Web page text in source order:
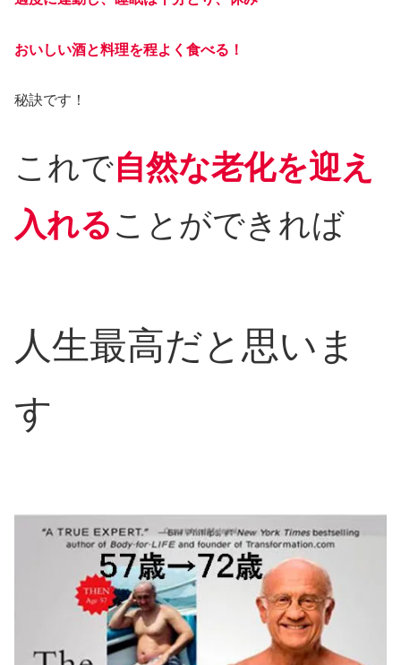
おいしい酒と料理を程よく食べる！
秘訣です！
これで自然な老化を迎え
入れることができれば
人生最高だと思いま
す